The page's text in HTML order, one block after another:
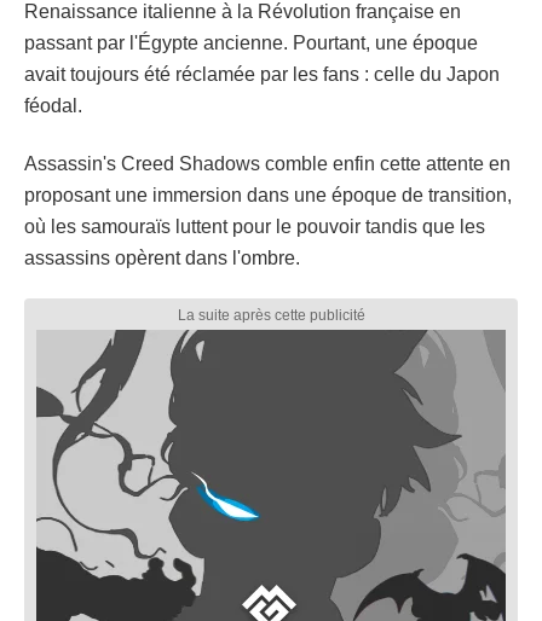
Renaissance italienne à la Révolution française en
passant par l'Égypte ancienne. Pourtant, une époque
avait toujours été réclamée par les fans : celle du Japon
féodal.
Assassin's Creed Shadows comble enfin cette attente en
proposant une immersion dans une époque de transition,
où les samouraïs luttent pour le pouvoir tandis que les
assassins opèrent dans l'ombre.